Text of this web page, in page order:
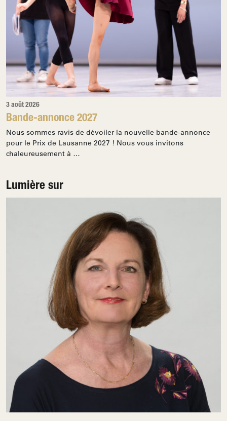
3 août 2026
Bande-annonce 2027
Nous sommes ravis de dévoiler la nouvelle bande-annonce
pour le Prix de Lausanne 2027 ! Nous vous invitons
chaleureusement à …
Lumière sur